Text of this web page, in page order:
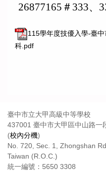
26877165＃333、
115學年度技優入學-臺
科.pdf
臺中市立大甲高級中等學校
437001 臺中市大甲區中山路一
(校內分機)
No. 720, Sec. 1, Zhongshan
Taiwan (R.O.C.)
統一編號：5650 3308